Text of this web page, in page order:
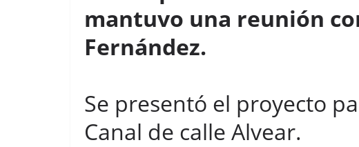
mantuvo una reunión
Fernández.
Se presentó el proyecto
Canal de calle Alvear.